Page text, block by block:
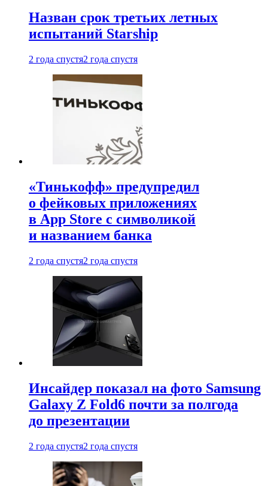
Назван срок третьих летных
испытаний Starship
2 года спустя2 года спустя
«Тинькофф» предупредил
о фейковых приложениях
в App Store с символикой
и названием банка
2 года спустя2 года спустя
Инсайдер показал на фото Samsung
Galaxy Z Fold6 почти за полгода
до презентации
2 года спустя2 года спустя